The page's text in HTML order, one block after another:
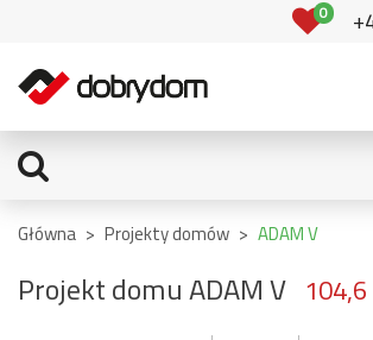
0
Główna > Projekty domów > ADAM V
Projekt domu ADAM V